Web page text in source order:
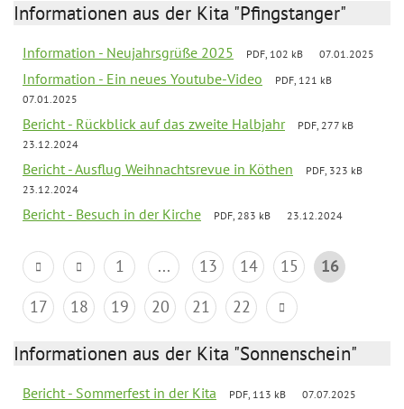
Informationen aus der Kita "Pfingstanger"
Information - Neujahrsgrüße 2025 PDF, 102 kB 07.01.2025
Information - Ein neues Youtube-Video
PDF, 121 kB
07.01.2025
Bericht - Rückblick auf das zweite Halbjahr
PDF, 277 kB
23.12.2024
Bericht - Ausflug Weihnachtsrevue in Köthen
PDF, 323 kB
23.12.2024
Bericht - Besuch in der Kirche PDF, 283 kB 23.12.2024
1 ... 13 14 15
16
17
18 19 20 21 22
Informationen aus der Kita "Sonnenschein"
Bericht - Sommerfest in der Kita PDF, 113 kB 07.07.2025